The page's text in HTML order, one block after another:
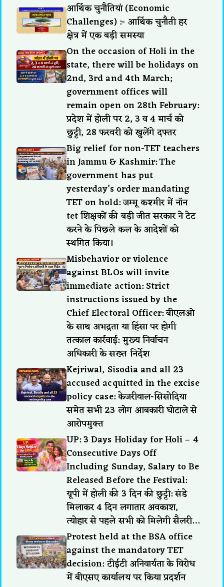
आर्थिक चुनौतियां (Economic
Challenges) :- आर्थिक चुनौती हर
क्षेत्र में एक बड़ी समस्या
On the occasion of Holi in the
state, there will be holidays on
2nd, 3rd and 4th March;
government offices will
remain open on 28th February:
प्रदेश में होली पर 2, 3 व 4 मार्च को
छुट्टी, 28 फरवरी को खुलेंगे दफ्तर
Big relief for non-TET teachers
in Jammu & Kashmir: The
government has put
yesterday’s order mandating
TET on hold: जम्मू कश्मीर में नॉन
tet शिक्षकों की बड़ी जीत सरकार ने टेट
करने के पिछले कल के आदेशों को
स्थगित किया।
Misbehavior or violence
against BLOs will invite
immediate action: Strict
instructions issued by the
Chief Electoral Officer: बीएलओ
के साथ अभद्रता या हिंसा पर होगी
तत्काल कार्रवाई: मुख्य निर्वाचन
अधिकारी के सख्त निर्देश
Kejriwal, Sisodia and all 23
accused acquitted in the excise
policy case: केजरीवाल-सिसोदिया
समेत सभी 23 लोग आबकारी घोटाले से
आरोपमुक्त
UP: 3 Days Holiday for Holi – 4
Consecutive Days Off
Including Sunday, Salary to Be
Released Before the Festival:
यूपी में होली की 3 दिन की छुट्टी: संडे
मिलाकर 4 दिन लगातार अवकाश,
त्योहार से पहले सभी को मिलेगी सैलरी…
Protest held at the BSA office
against the mandatory TET
decision: टीईटी अनिवार्यता के विरोध
में बीएसए कार्यालय पर किया प्रदर्शन